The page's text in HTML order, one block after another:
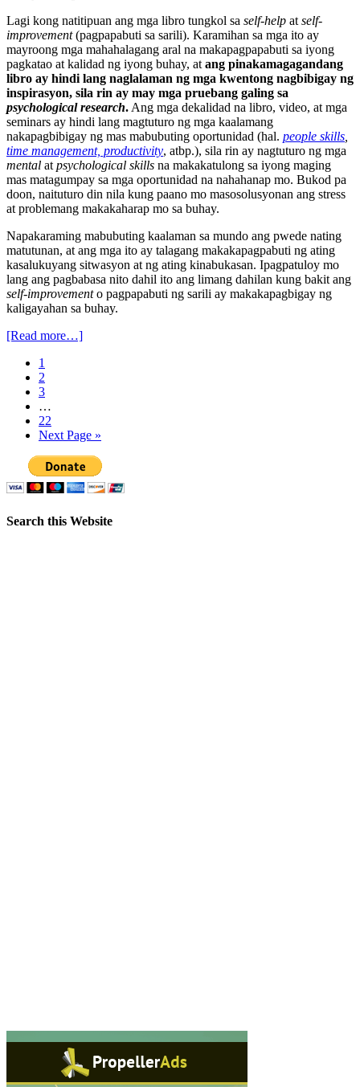
Lagi kong natitipuan ang mga libro tungkol sa self-help atself-
improvement(pagpapabuti sa sarili). Karamihan sa mga ito ay
mayroong mga mahahalagang aral na makapagpapabuti sa iyong
pagkatao at kalidad ng iyong buhay, atang pinakamagagandang
libro ay hindi lang naglalaman ng mga kwentong nagbibigay ng
inspirasyon, sila rin ay may mga pruebang galing sa
psychological research.Ang mga dekalidad na libro, video, at mga
seminars ay hindi lang magtuturo ng mga kaalamang
nakapagbibigay ng mas mabubuting oportunidad (hal. people skills,
time management, productivity, atbp.), sila rin ay nagtuturo ng mga
mental atpsychological skills na makakatulong sa iyong maging
mas matagumpay sa mga oportunidad na nahahanap mo. Bukod pa
doon, naituturo din nila kung paano mo masosolusyonan ang stress
at problemang makakaharap mo sa buhay.
Napakaraming mabubuting kaalaman sa mundo ang pwede nating
matutunan, at ang mga ito ay talagang makakapagpabuti ng ating
kasalukuyang sitwasyon at ng ating kinabukasan. Ipagpatuloy mo
lang ang pagbabasa nito dahil ito ang limang dahilan kung bakit ang
self-improvemento pagpapabuti ng sarili ay makakapagbigay ng
kaligayahan sa buhay.
[Read more…]
1
2
3
…
22
Next Page »
Search this Website